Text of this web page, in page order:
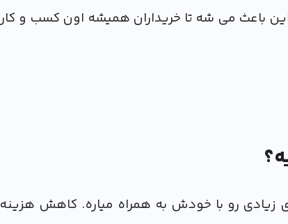
باعث می شه تا خریداران همیشه اون کسب و کار
زیادی رو با خودش به همراه میاره. کاهش